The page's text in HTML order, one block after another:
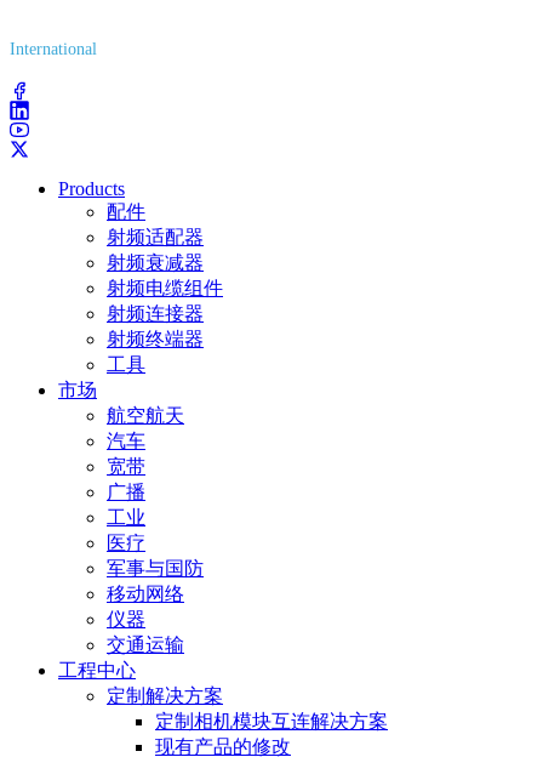
International
Products
配件
射频适配器
射频衰减器
射频电缆组件
射频连接器
射频终端器
工具
市场
航空航天
汽车
宽带
广播
工业
医疗
军事与国防
移动网络
仪器
交通运输
工程中心
定制解决方案
定制相机模块互连解决方案
现有产品的修改